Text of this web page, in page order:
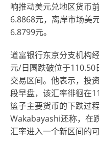
响推动美元兑地区货币
6.8868元，离岸市场美
6.8799元。
道富银行东京分支机构
元/日圆跌破位于
交易区间。他表示，投
段早盘，该汇率徘徊在
篮子主要货币的下跌过
Wakabayashi还称，在
汇率进入一个新区间的